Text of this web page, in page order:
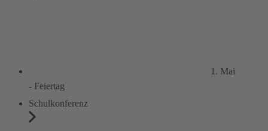
1. Mai
- Feiertag
Schulkonferenz